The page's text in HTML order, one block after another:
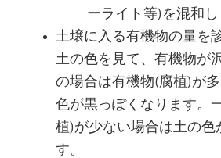
ーライト等)を混和し
土壌に入る有機物の量を
土の色を見て、有機物が
の場合は有機物(腐植)が
色が黒っぽくなります。
植)が少ない場合は土の色
す。